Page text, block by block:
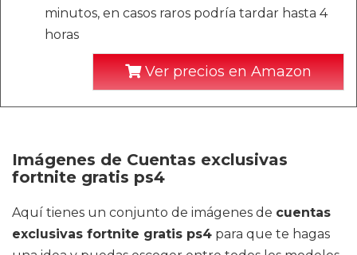
minutos, en casos raros podría tardar hasta 4
horas
Ver precios en Amazon
Imágenes de Cuentas exclusivas
fortnite gratis ps4
Aquí tienes un conjunto de imágenes de cuentas
exclusivas fortnite gratis ps4 para que te hagas